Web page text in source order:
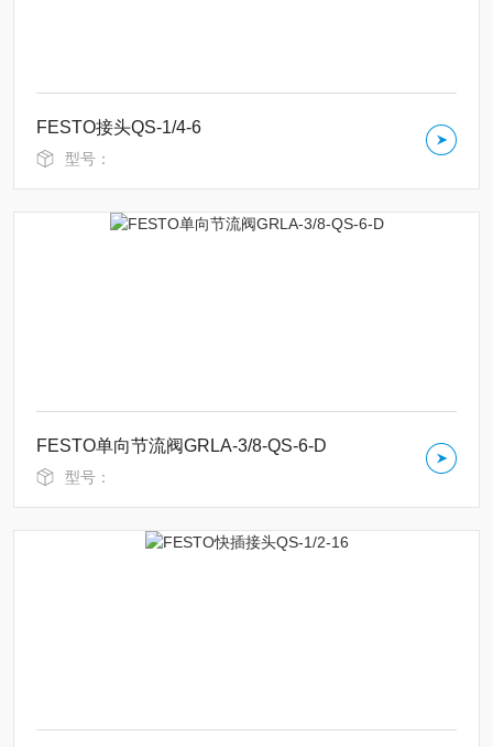
FESTO接头QS-1/4-6
型号：
FESTO单向节流阀GRLA-3/8-QS-6-D
型号：